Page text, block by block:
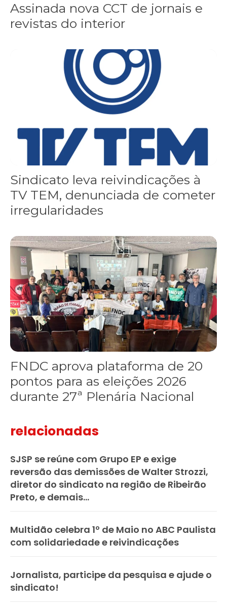
Assinada nova CCT de jornais e
revistas do interior
Sindicato leva reivindicações à TV TEM, denunciada de cometer
Sindicato leva reivindicações à
TV TEM, denunciada de cometer
irregularidades
FNDC aprova plataforma de 20 pontos para as eleições 2026
FNDC aprova plataforma de 20
pontos para as eleições 2026
durante 27ª Plenária Nacional
relacionadas
SJSP se reúne com Grupo EP e exige
reversão das demissões de Walter Strozzi,
diretor do sindicato na região de Ribeirão
Preto, e demais...
Multidão celebra 1º de Maio no ABC Paulista
com solidariedade e reivindicações
Jornalista, participe da pesquisa e ajude o
sindicato!